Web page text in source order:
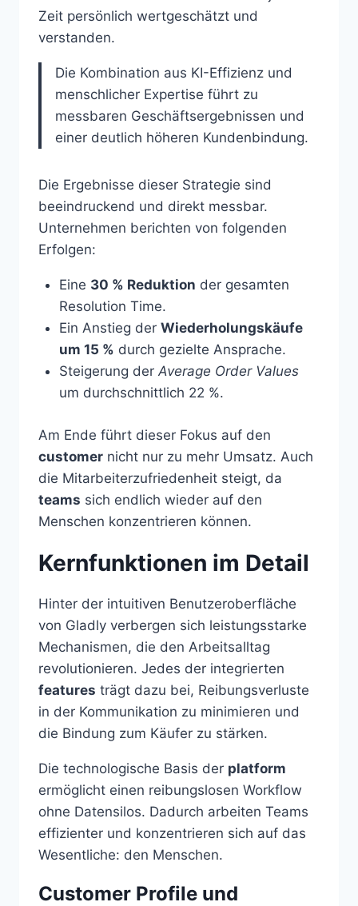
Zeit persönlich wertgeschätzt und
verstanden.
Die Kombination aus KI-Effizienz und
menschlicher Expertise führt zu
messbaren Geschäftsergebnissen und
einer deutlich höheren Kundenbindung.
Die Ergebnisse dieser Strategie sind
beeindruckend und direkt messbar.
Unternehmen berichten von folgenden
Erfolgen:
Eine 30 % Reduktion der gesamten
Resolution Time.
Ein Anstieg der Wiederholungskäufe
um 15 % durch gezielte Ansprache.
Steigerung der Average Order Values
um durchschnittlich 22 %.
Am Ende führt dieser Fokus auf den
customer nicht nur zu mehr Umsatz. Auch
die Mitarbeiterzufriedenheit steigt, da
teams sich endlich wieder auf den
Menschen konzentrieren können.
Kernfunktionen im Detail
Hinter der intuitiven Benutzeroberfläche
von Gladly verbergen sich leistungsstarke
Mechanismen, die den Arbeitsalltag
revolutionieren. Jedes der integrierten
features trägt dazu bei, Reibungsverluste
in der Kommunikation zu minimieren und
die Bindung zum Käufer zu stärken.
Die technologische Basis der platform
ermöglicht einen reibungslosen Workflow
ohne Datensilos. Dadurch arbeiten Teams
effizienter und konzentrieren sich auf das
Wesentliche: den Menschen.
Customer Profile und